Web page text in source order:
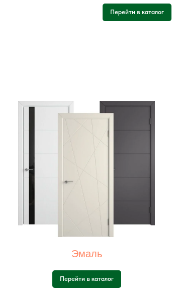
Перейти в каталог
Эмаль
Перейти в каталог